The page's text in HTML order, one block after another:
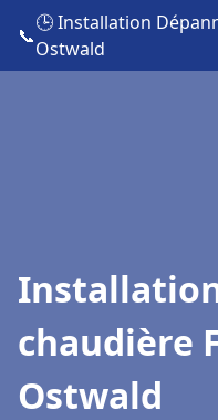
📞
🕒 Installation
Ostwald
chaudière
Ostwald